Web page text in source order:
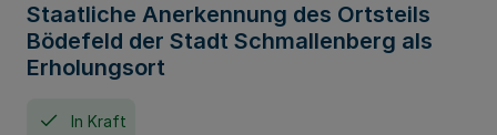
Staatliche Anerkennung des Ortsteils
Bödefeld der Stadt Schmallenberg als
Erholungsort
In Kraft